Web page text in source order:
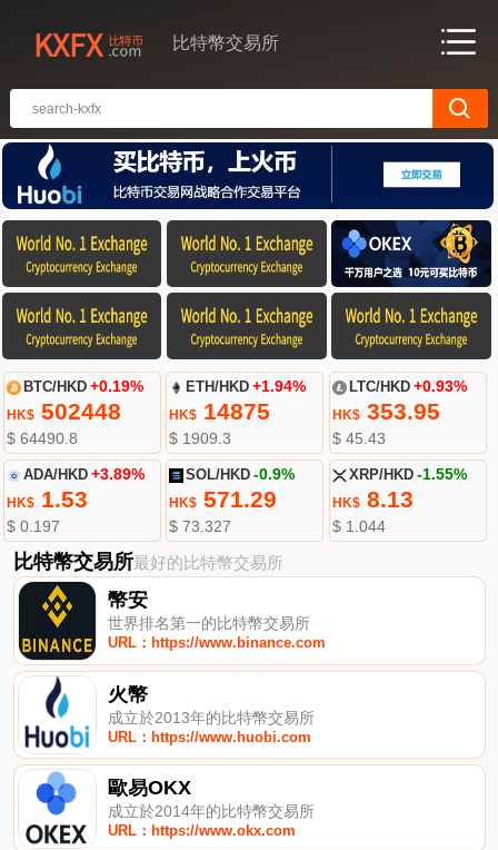
比特幣交易所
BTC/HKD +0.19%
HK$502448
$ 64490.8
ETH/HKD +1.94%
HK$ 14875
$ 1909.3
LTC/HKD +0.93%
HK$353.95
$ 45.43
ADA/HKD +3.89%
HK$1.53
$ 0.197
SOL/HKD -0.9%
HK$ 571.29
$ 73.327
XRP/HKD -1.55%
HK$8.13
$ 1.044
比特幣交易所最好的比特幣交易所
幣安
世界排名第一的比特幣交易所
URL：https://www.binance.com
火幣
成立於2013年的比特幣交易所
URL：https://www.huobi.com
歐易OKX
成立於2014年的比特幣交易所
URL：https://www.okx.com